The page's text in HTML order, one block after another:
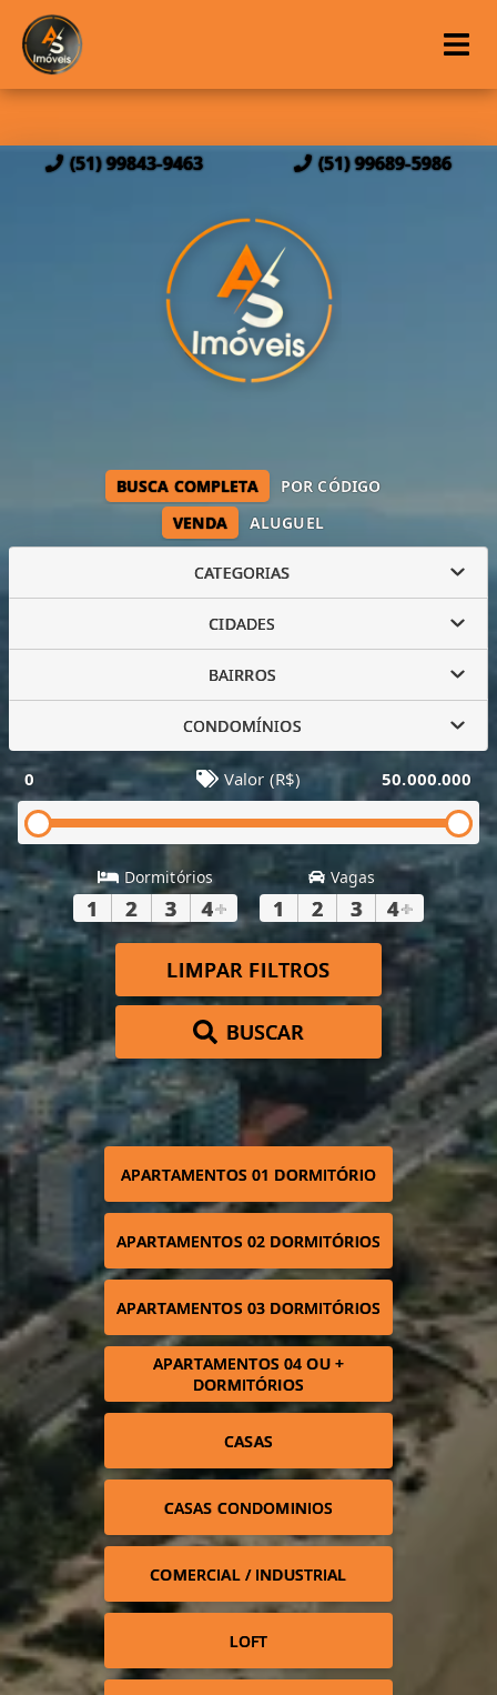
(51) 99843-9463 (51) 99689-5986
VENDA ALUGUEL
BUSCA COMPLETA POR CÓDIGO
CATEGORIAS
CIDADES
BAIRROS
CONDOMÍNIOS
0 Valor (R$) 50.000.000
Dormitórios
1 2 3 4+
Vagas
1 2 3 4+
LIMPAR FILTROS
BUSCAR
APARTAMENTOS 01 DORMITÓRIO
APARTAMENTOS 02 DORMITÓRIOS
APARTAMENTOS 03 DORMITÓRIOS
APARTAMENTOS 04 OU +
DORMITÓRIOS
CASAS
CASAS CONDOMINIOS
COMERCIAL / INDUSTRIAL
LOFT